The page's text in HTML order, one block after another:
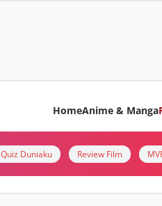
HomeAnime & Manga
Quiz Duniaku Review Film